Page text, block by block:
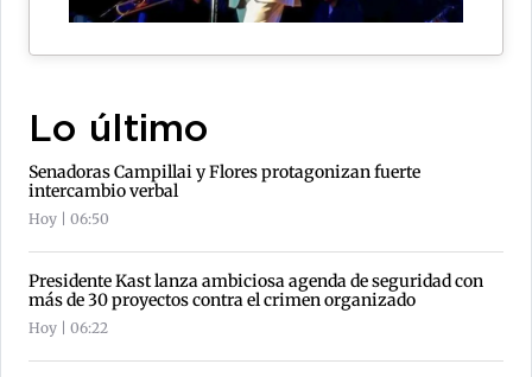
Lo último
Senadoras Campillai y Flores protagonizan fuerte
intercambio verbal
Hoy | 06:50
Presidente Kast lanza ambiciosa agenda de seguridad con
más de 30 proyectos contra el crimen organizado
Hoy | 06:22